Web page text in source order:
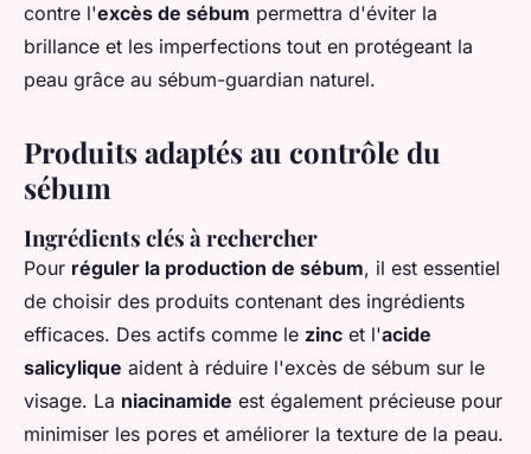
contre l'excès de sébum permettra d'éviter la
brillance et les imperfections tout en protégeant la
peau grâce au sébum-guardian naturel.
Produits adaptés au contrôle du
sébum
Ingrédients clés à rechercher
Pour réguler la production de sébum, il est essentiel
de choisir des produits contenant des ingrédients
efficaces. Des actifs comme le zinc et l'acide
salicylique aident à réduire l'excès de sébum sur le
visage. La niacinamide est également précieuse pour
minimiser les pores et améliorer la texture de la peau.